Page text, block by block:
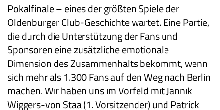
Pokalfinale – eines der größten Spiele der
Oldenburger Club-Geschichte wartet. Eine Partie,
die durch die Unterstützung der Fans und
Sponsoren eine zusätzliche emotionale
Dimension des Zusammenhalts bekommt, wenn
sich mehr als 1.300 Fans auf den Weg nach Berlin
machen. Wir haben uns im Vorfeld mit Jannik
Wiggers-von Staa (1. Vorsitzender) und Patrick